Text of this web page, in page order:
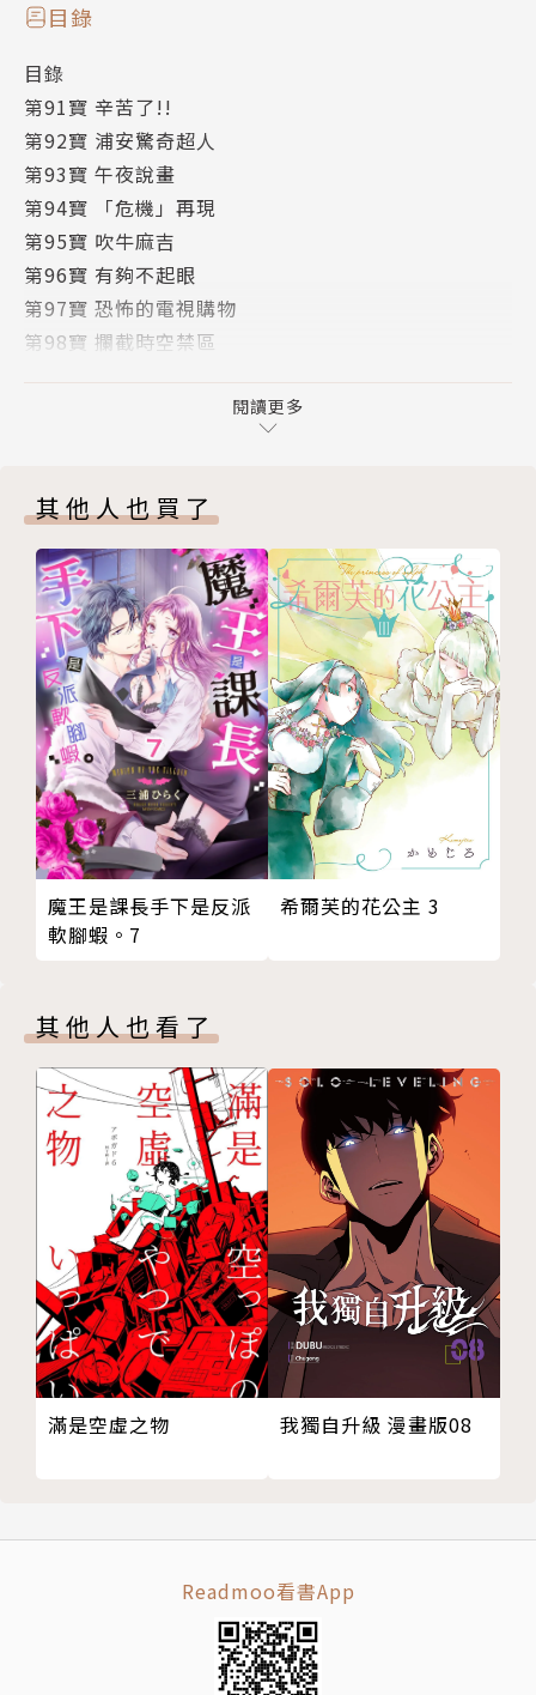
目錄
目錄
第91寶 辛苦了!!
第92寶 浦安驚奇超人
第93寶 午夜說畫
第94寶 「危機」再現
第95寶 吹牛麻吉
第96寶 有夠不起眼
第97寶 恐怖的電視購物
第98寶 攔截時空禁區
第100寶 100話照慣例…
第103寶 大犬
第104寶 空箱頭
第105寶 殺牛技
版權頁
閱讀更多
其他人也買了
魔王是課長手下是反派
軟腳蝦。7
希爾芙的花公主 3
其他人也看了
滿是空虛之物 我獨自升級 漫畫版08
Readmoo看書App